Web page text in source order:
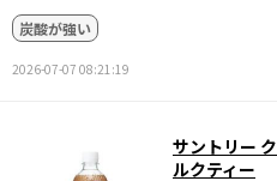
炭酸が強い
2026-07-07 08:21:19
サントリー
ルクティー